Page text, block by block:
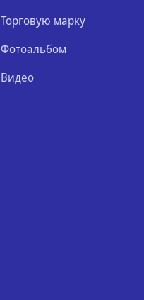
Торговую марку
Фотоальбом
Видео